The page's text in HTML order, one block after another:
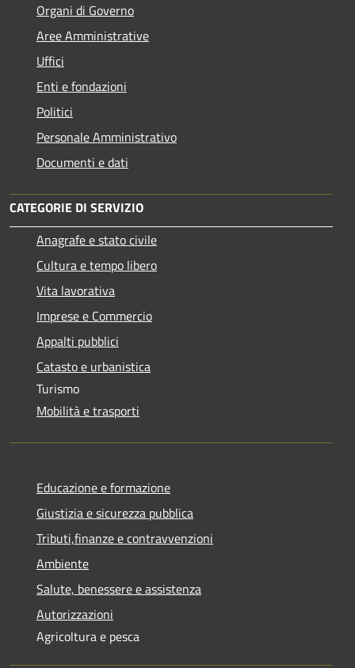
Organi di Governo
Aree Amministrative
Uffici
Enti e fondazioni
Politici
Personale Amministrativo
Documenti e dati
CATEGORIE DI SERVIZIO
Anagrafe e stato civile
Cultura e tempo libero
Vita lavorativa
Imprese e Commercio
Appalti pubblici
Catasto e urbanistica
Turismo
Mobilità e trasporti
Educazione e formazione
Giustizia e sicurezza pubblica
Tributi,finanze e contravvenzioni
Ambiente
Salute, benessere e assistenza
Autorizzazioni
Agricoltura e pesca